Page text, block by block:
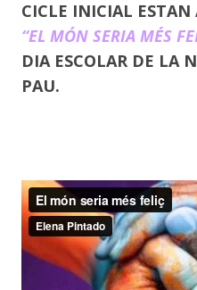
CICLE INICIAL
“EL MÓN SERIA MÉS
DIA ESCOLAR DE LA
PAU.